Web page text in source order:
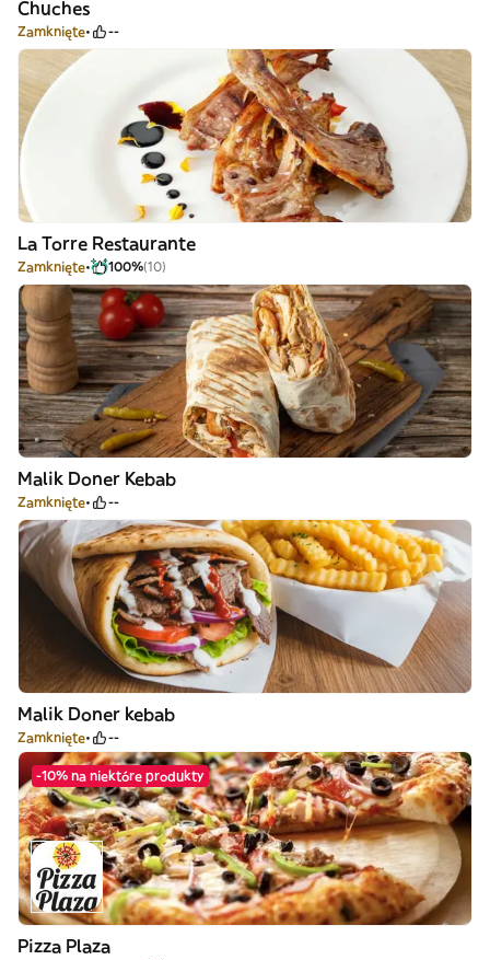
Chuches
Zamknięte --
La Torre Restaurante
Zamknięte 100%(10)
Malik Doner Kebab
Zamknięte --
Malik Doner kebab
Zamknięte --
-10% na niektóre produkty
Pizza Plaza